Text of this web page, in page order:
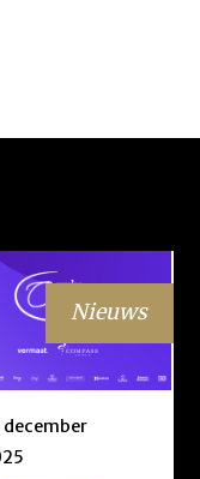
december
Nieuws